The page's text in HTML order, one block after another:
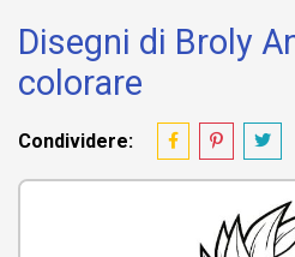
Disegni di Broly
colorare
Condividere: